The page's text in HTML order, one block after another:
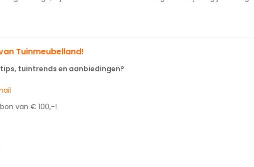
Tuinmeubelland!
tuintrends en aanbiedingen?
van € 100,-!